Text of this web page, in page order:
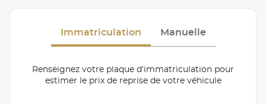
Immatriculation Manuelle
Renseignez votre plaque d’immatriculation pour
estimer le prix de reprise de votre véhicule